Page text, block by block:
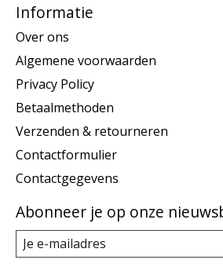
Informatie
Over ons
Algemene voorwaarden
Privacy Policy
Betaalmethoden
Verzenden & retourneren
Contactformulier
Contactgegevens
Abonneer je op onze